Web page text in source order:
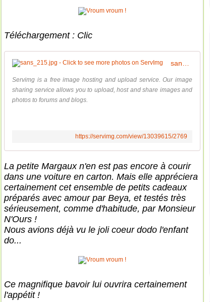
Téléchargement : Clic
Servimg is a free image hosting and upload service. Our image
sharing service allows you to upload, host and share images and
photos to forums and blogs.
https://servimg.com/view/13039615/2769
La petite Margaux n'en est pas encore à courir
dans une voiture en carton. Mais elle appréciera
certainement cet ensemble de petits cadeaux
préparés avec amour par Beya, et testés très
sérieusement, comme d'habitude, par Monsieur
N'Ours !
Nous avions déjà vu le joli coeur dodo l'enfant
do...
Ce magnifique bavoir lui ouvrira certainement
l'appétit !